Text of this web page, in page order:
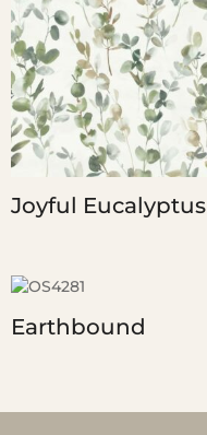
Joyful Eucalyptus
Earthbound